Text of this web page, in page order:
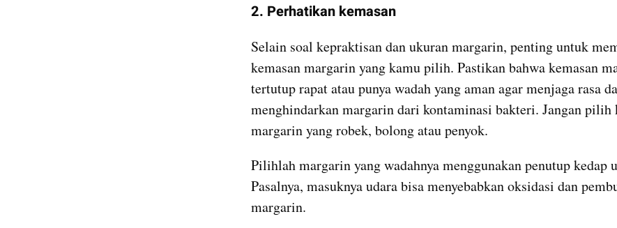
2. Perhatikan kemasan
Selain soal kepraktisan dan ukuran margarin, penting untuk
kemasan margarin yang kamu pilih. Pastikan bahwa kemasan
tertutup rapat atau punya wadah yang aman agar menjaga rasa
menghindarkan margarin dari kontaminasi bakteri. Jangan pilih
margarin yang robek, bolong atau penyok.
Pilihlah margarin yang wadahnya menggunakan penutup kedap
Pasalnya, masuknya udara bisa menyebabkan oksidasi dan
margarin.